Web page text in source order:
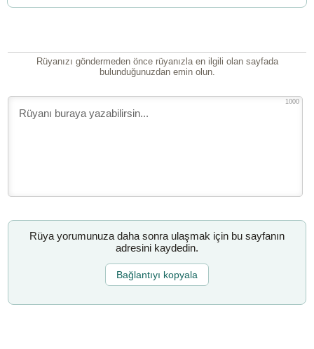
Rüyanızı göndermeden önce rüyanızla en ilgili olan sayfada
bulunduğunuzdan emin olun.
1000
Rüya yorumunuza daha sonra ulaşmak için bu sayfanın
adresini kaydedin.
Bağlantıyı kopyala